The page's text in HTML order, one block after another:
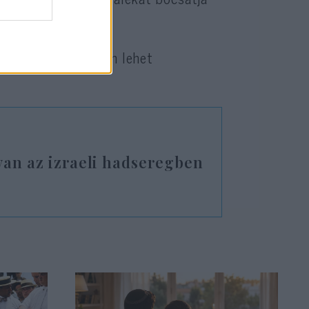
évente.
viszont nem lehet
az izraeli hadseregben